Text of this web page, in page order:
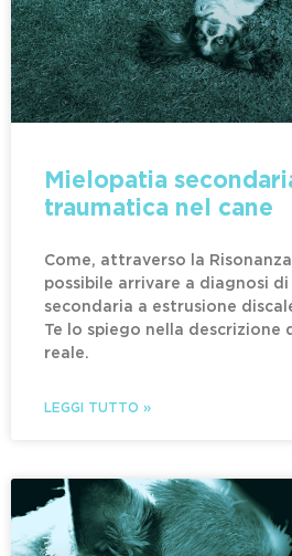
Mielopatia
traumatica nel cane
Come, attraverso la
possibile arrivare a diagnosi
secondaria a estrusione
Te lo spiego nella descrizione
reale.
LEGGI TUTTO »